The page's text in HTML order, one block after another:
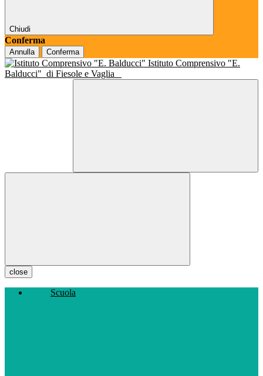
Chiudi
Conferma
Annulla Conferma
Istituto Comprensivo "E.
Balducci" di Fiesole e Vaglia
close
Scuola